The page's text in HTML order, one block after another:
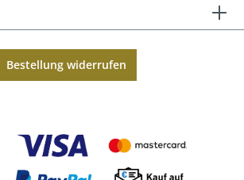
Bestellung widerrufen